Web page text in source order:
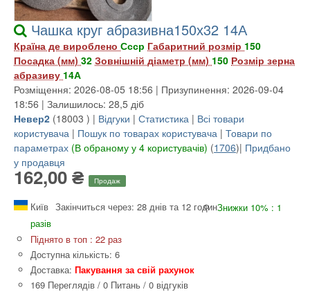
Чашка круг абразивна150х32 14А
Країна де вироблено Ссср Габаритний розмір 150
Посадка (мм) 32 Зовнішній діаметр (мм) 150 Розмір зерна
абразиву 14А
Розміщення: 2026-08-05 18:56 | Призупинення: 2026-09-04
18:56 | Залишилось: 28,5 діб
Невер2 (18003 ) | Відгуки | Статистика | Всі товари
користувача | Пошук по товарах користувача | Товари по
параметрах (В обраному у 4 користувачів) (1706)| Придбано
у продавця
162,00 ₴ Продаж
Київ Закінчиться через: 28 днів та 12 годинЗнижки 10% : 1
разів
Піднято в топ : 22 раз
Доступна кількість: 6
Доставка: Пакування за свій рахунок
169 Переглядів / 0 Питань / 0 відгуків